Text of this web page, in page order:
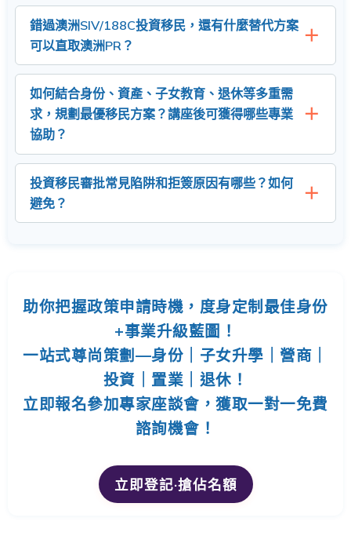
錯過澳洲SIV/188C投資移民，還有什麼替代方案
可以直取澳洲PR？
如何結合身份、資產、子女教育、退休等多重需
求，規劃最優移民方案？講座後可獲得哪些專業
協助？
投資移民審批常見陷阱和拒簽原因有哪些？如何
避免？
助你把握政策申請時機，度身定制最佳身份
+事業升級藍圖！
一站式尊尚策劃—身份｜子女升學｜營商｜
投資｜置業｜退休！
立即報名參加專家座談會，獲取一對一免費
諮詢機會！
立即登記·搶佔名額